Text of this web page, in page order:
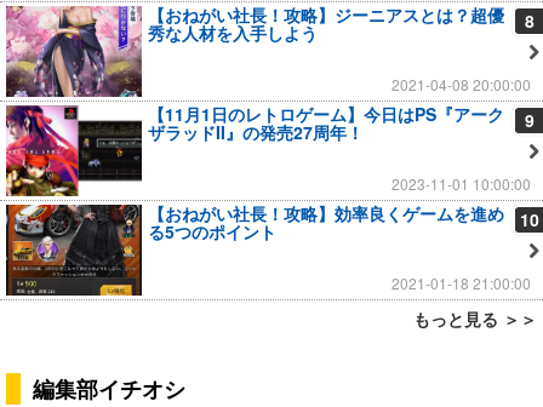
8
【おねがい社長！攻略】ジーニアスとは？超優
秀な人材を入手しよう
2021-04-08 20:00:00
9
【11月1日のレトロゲーム】今日はPS『アーク
ザラッドII』の発売27周年！
2023-11-01 10:00:00
10
【おねがい社長！攻略】効率良くゲームを進め
る5つのポイント
2021-01-18 21:00:00
もっと見る ＞＞
編集部イチオシ